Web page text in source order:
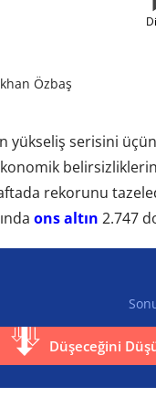
Özbaş
yükseliş serisini
belirsizliklerin
rekorunu
ons altın 2.747
Düşeceğini